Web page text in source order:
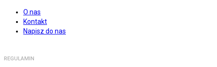
O nas
Kontakt
Napisz do nas
REGULAMIN